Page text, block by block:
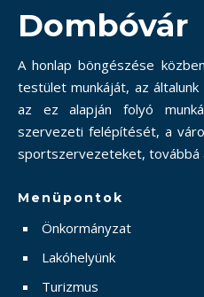
Dombóvár
A honlap böngészése
testület munkáját, az
az ez alapján folyó
szervezeti felépítését, a
sportszervezeteket, továbbá
Menüpontok
Önkormányzat
Lakóhelyünk
Turizmus